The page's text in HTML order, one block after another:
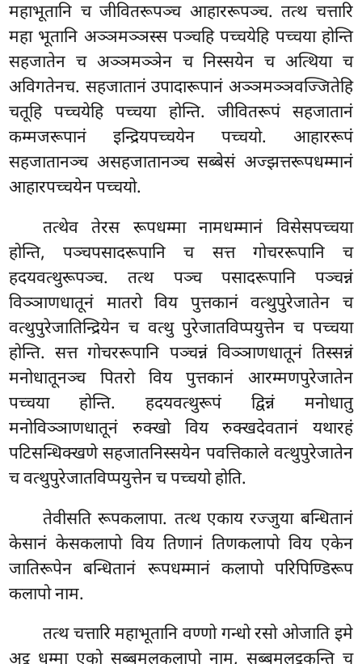
महाभूतानि च जीवितरूपञ्च आहाररूपञ्च. तत्थ चत्तारि
महा भूतानि अञ्ञमञ्ञस्स पञ्चहि पच्चयेहि पच्चया होन्ति
सहजातेन च अञ्ञमञ्ञेन च निस्सयेन च अत्थिया च
अविगतेनच. सहजातानं उपादारूपानं अञ्ञमञ्ञवज्जितेहि
चतूहि पच्चयेहि पच्चया होन्ति. जीवितरूपं सहजातानं
कम्मजरूपानं इन्द्रियपच्चयेन पच्चयो. आहाररूपं
सहजातानञ्च असहजातानञ्च सब्बेसं अज्झत्तरूपधम्मानं
आहारपच्चयेन पच्चयो.
तत्थेव तेरस रूपधम्मा नामधम्मानं विसेसपच्चया
होन्ति, पञ्चपसादरूपानि च सत्त गोचररूपानि च
हदयवत्थुरूपञ्च. तत्थ पञ्च पसादरूपानि पञ्चन्नं
विञ्ञाणधातूनं मातरो विय पुत्तकानं वत्थुपुरेजातेन च
वत्थुपुरेजातिन्द्रियेन च वत्थु पुरेजातविप्पयुत्तेन च पच्चया
होन्ति. सत्त गोचररूपानि पञ्चन्नं विञ्ञाणधातूनं तिस्सन्नं
मनोधातूनञ्च पितरो विय पुत्तकानं आरम्मणपुरेजातेन
पच्चया होन्ति. हदयवत्थुरूपं द्विन्नं मनोधातु
मनोविञ्ञाणधातूनं रुक्खो विय रुक्खदेवतानं यथारहं
पटिसन्धिक्खणे सहजातनिस्सयेन पवत्तिकाले वत्थुपुरेजातेन
च वत्थुपुरेजातविप्पयुत्तेन च पच्चयो होति.
तेवीसति रूपकलापा. तत्थ एकाय रज्जुया बन्धितानं
केसानं केसकलापो विय तिणानं तिणकलापो विय एकेन
जातिरूपेन बन्धितानं रूपधम्मानं कलापो परिपिण्डिरूप
कलापो नाम.
तत्थ चत्तारि महाभूतानि वण्णो गन्धो रसो ओजाति इमे